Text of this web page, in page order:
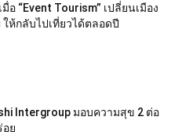
อ “Event Tourism” เปลี่ยนเมือง
ห้กลับไปเที่ยวได้ตลอดปี
Intergroup มอบความสุข 2 ต่อ
ย